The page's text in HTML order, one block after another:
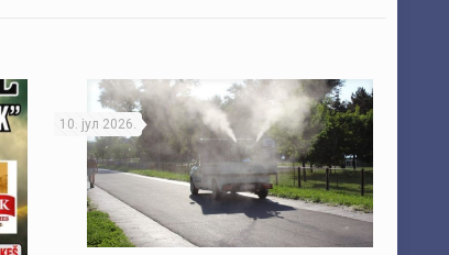
10. јул 2026.